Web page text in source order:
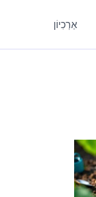
אַרְכִיוֹן